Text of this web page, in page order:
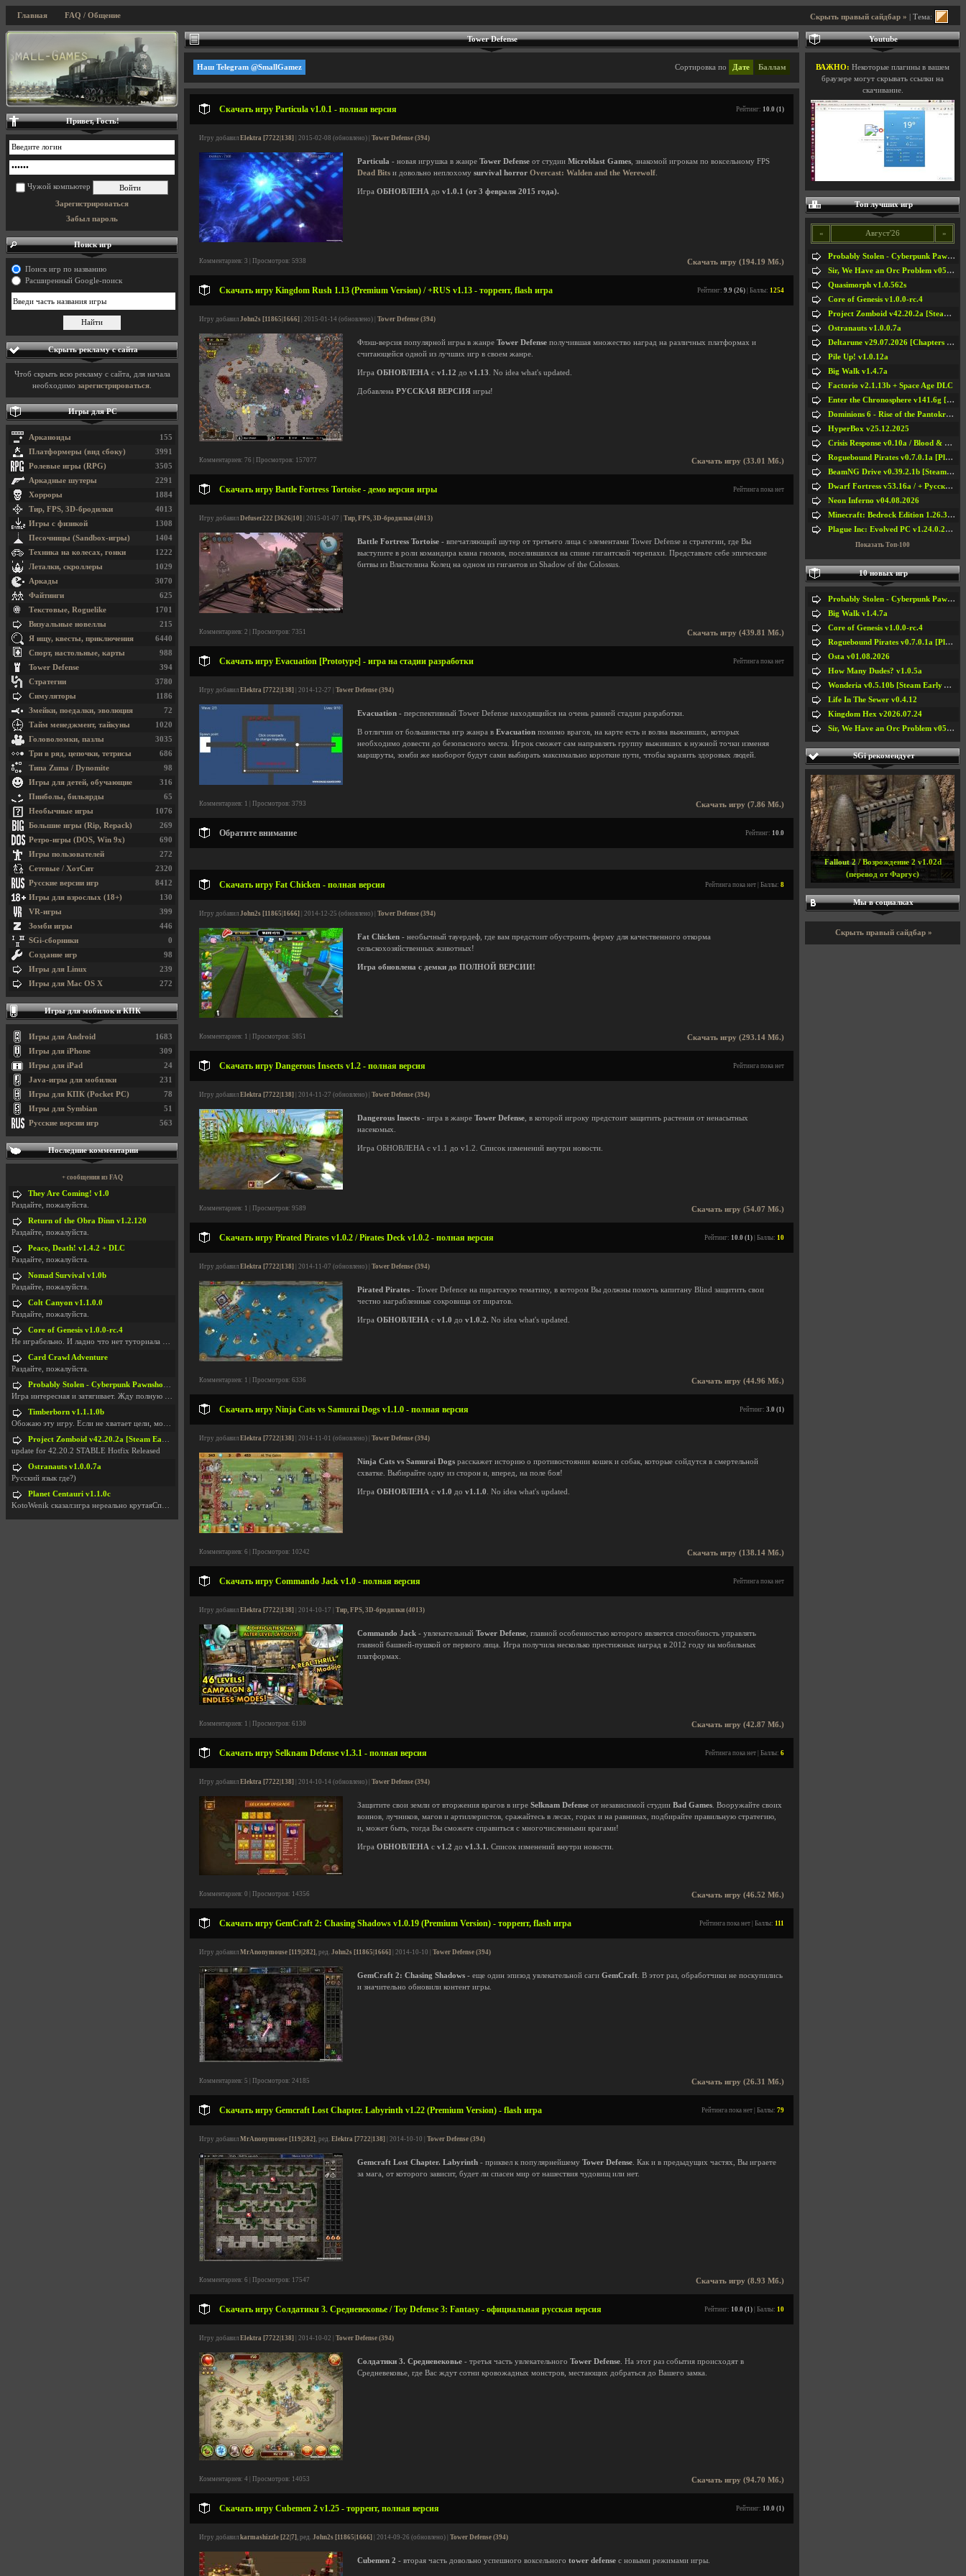
Скрыть правый сайдбар » | Тема:
Главная FAQ / Общение
Tower Defense
Сортировка по Дате Баллам
Наш Telegram @SmallGamez
Скачать игру Particula v1.0.1 - полная версия Рейтинг: 10.0 (1)
Игру добавил Elektra [7722|138] | 2015-02-08 (обновлено) | Tower Defense (394)
Particula - новая игрушка в жанре Tower Defense от студии Microblast Games , знакомой игрокам по воксельному FPS
Dead Bits и довольно неплохому survival horror Overcast: Walden and the Werewolf
Игра ОБНОВЛЕНА до v1.0.1 (от 3 февраля 2015 года).
Скачать игру (194.19 Мб.)
Комментариев: 3 | Просмотров: 5938
Скачать игру Kingdom Rush 1.13 (Premium Version) / +RUS v1.13 - торрент, flash игра Рейтинг: 9.9 (26) | Баллы: 1254
Игру добавил John2s [11865|1666] | 2015-01-14 (обновлено) | Tower Defense (394)
Флэш-версия популярной игры в жанре Tower Defense получившая множество наград на различных платформах и
считающейся одной из лучших игр в своем жанре.
Игра ОБНОВЛЕНА с v1.12 до v1.13 . No idea what's updated.
Добавлена РУССКАЯ ВЕРСИЯ игры!
Скачать игру (33.01 Мб.)
Комментариев: 76 | Просмотров: 157077
Скачать игру Battle Fortress Tortoise - демо версия игры Рейтинга пока нет
Игру добавил Defuser222 [3626|10] | 2015-01-07 | Тир, FPS, 3D-бродилки (4013)
Battle Fortress Tortoise - впечатляющий шутер от третьего лица с элементами Tower Defense и стратегии, где Вы
выступите в роли командира клана гномов, поселившихся на спине гигантской черепахи. Представьте себе эпические
битвы из Властелина Колец на одном из гигантов из Shadow of the Colossus.
Скачать игру (439.81 Мб.)
Комментариев: 2 | Просмотров: 7351
Скачать игру Evacuation [Prototype] - игра на стадии разработки Рейтинга пока нет
Игру добавил Elektra [7722|138] | 2014-12-27 | Tower Defense (394)
Evacuation - перспективный Tower Defense находящийся на очень ранней стадии разработки.
В отличии от большинства игр жанра в Evacuation помимо врагов, на карте есть и волна выживших, которых
необходимо довести до безопасного места. Игрок сможет сам направлять группу выживших к нужной точки изменяя
маршруты, зомби же наоборот будут сами выбирать максимально короткие пути, чтобы заразить здоровых людей.
Скачать игру (7.86 Мб.)
Комментариев: 1 | Просмотров: 3793
Обратите внимание Рейтинг: 10.0
Скачать игру Fat Chicken - полная версия Рейтинга пока нет | Баллы: 8
Игру добавил John2s [11865|1666] | 2014-12-25 (обновлено) | Tower Defense (394)
Fat Chicken - необычный тауердеф, где вам предстоит обустроить ферму для качественного откорма
сельскохозяйственных животных!
Игра обновлена с демки до ПОЛНОЙ ВЕРСИИ!
Скачать игру (293.14 Мб.)
Комментариев: 1 | Просмотров: 5851
Скачать игру Dangerous Insects v1.2 - полная версия Рейтинга пока нет
Игру добавил Elektra [7722|138] | 2014-11-27 (обновлено) | Tower Defense (394)
Dangerous Insects - игра в жанре Tower Defense , в которой игроку предстоит защитить растения от ненасытных
насекомых.
Игра ОБНОВЛЕНА с v1.1 до v1.2. Список изменений внутри новости.
Скачать игру (54.07 Мб.)
Комментариев: 1 | Просмотров: 9589
Скачать игру Pirated Pirates v1.0.2 / Pirates Deck v1.0.2 - полная версия Рейтинг: 10.0 (1) | Баллы: 10
Игру добавил Elektra [7722|138] | 2014-11-07 (обновлено) | Tower Defense (394)
Pirated Pirates - Tower Defence на пиратскую тематику, в котором Вы должны помочь капитану Blind защитить свои
честно награбленные сокровища от пиратов.
Игра ОБНОВЛЕНА с v1.0 до v1.0.2. No idea what's updated.
Скачать игру (44.96 Мб.)
Комментариев: 1 | Просмотров: 6336
Скачать игру Ninja Cats vs Samurai Dogs v1.1.0 - полная версия Рейтинг: 3.0 (1)
Игру добавил Elektra [7722|138] | 2014-11-01 (обновлено) | Tower Defense (394)
Ninja Cats vs Samurai Dogs расскажет историю о противостоянии кошек и собак, которые сойдутся в смертельной
схватке. Выбирайте одну из сторон и, вперед, на поле боя!
Игра ОБНОВЛЕНА с v1.0 до v1.1.0 . No idea what's updated.
Скачать игру (138.14 Мб.)
Комментариев: 6 | Просмотров: 10242
Скачать игру Commando Jack v1.0 - полная версия Рейтинга пока нет
Игру добавил Elektra [7722|138] | 2014-10-17 | Тир, FPS, 3D-бродилки (4013)
Commando Jack - увлекательный Tower Defense , главной особенностью которого является способность управлять
главной башней-пушкой от первого лица. Игра получила несколько престижных наград в 2012 году на мобильных
платформах.
Скачать игру (42.87 Мб.)
Комментариев: 1 | Просмотров: 6130
Скачать игру Selknam Defense v1.3.1 - полная версия Рейтинга пока нет | Баллы: 6
Игру добавил Elektra [7722|138] | 2014-10-14 (обновлено) | Tower Defense (394)
Защитите свои земли от вторжения врагов в игре Selknam Defense от независимой студии Bad Games . Вооружайте своих
воинов, лучников, магов и артиллеристов, сражайтесь в лесах, горах и на равнинах, подбирайте правильную стратегию,
и, может быть, тогда Вы сможете справиться с многочисленными врагами!
Игра ОБНОВЛЕНА с v1.2 до v1.3.1. Список изменений внутри новости.
Скачать игру (46.52 Мб.)
Комментариев: 0 | Просмотров: 14356
Скачать игру GemCraft 2: Chasing Shadows v1.0.19 (Premium Version) - торрент, flash игра Рейтинга пока нет | Баллы: 111
Игру добавил MrAnonymouse [119|282], ред. John2s [11865|1666] | 2014-10-10 | Tower Defense (394)
GemCraft 2: Chasing Shadows - еще один эпизод увлекательной саги GemCraft . В этот раз, обработчики не поскупились
и значительно обновили контент игры.
Скачать игру (26.31 Мб.)
Комментариев: 5 | Просмотров: 24185
Скачать игру Gemcraft Lost Chapter. Labyrinth v1.22 (Premium Version) - flash игра Рейтинга пока нет | Баллы: 79
Игру добавил MrAnonymouse [119|282], ред. Elektra [7722|138] | 2014-10-10 | Tower Defense (394)
Gemcraft Lost Chapter. Labyrinth - приквел к популярнейшему Tower Defense . Как и в предыдущих частях, Вы играете
за мага, от которого зависит, будет ли спасен мир от нашествия чудовищ или нет.
Скачать игру (8.93 Мб.)
Комментариев: 6 | Просмотров: 17547
Скачать игру Солдатики 3. Средневековье / Toy Defense 3: Fantasy - официальная русская версия Рейтинг: 10.0 (1) | Баллы: 10
Игру добавил Elektra [7722|138] | 2014-10-02 | Tower Defense (394)
Солдатики 3. Средневековье - третья часть увлекательного Tower Defense . На этот раз события происходят в
Средневековье, где Вас ждут сотни кровожадных монстров, местающих добраться до Вашего замка.
Скачать игру (94.70 Мб.)
Комментариев: 4 | Просмотров: 14053
Скачать игру Cubemen 2 v1.25 - торрент, полная версия Рейтинг: 10.0 (1)
Игру добавил karmashizzle [22|7], ред. John2s [11865|1666] | 2014-09-26 (обновлено) | Tower Defense (394)
Cubemen 2 - вторая часть довольно успешного воксельного tower defense с новыми режимами игры.
Привет, Гость!
Чужой компьютер
Зарегистрироваться
Забыл пароль
Поиск игр
Поиск игр по названию
Расширенный Google-поиск
Скрыть рекламу с сайта
Чтоб скрыть всю рекламу с сайта, для начала
необходимо зарегистрироваться
Игры для PC
155
Арканоиды
3991
Платформеры (вид сбоку)
3505
Ролевые игры (RPG)
2291
Аркадные шутеры
1884
Хорроры
4013
Тир, FPS, 3D-бродилки
1308
Игры с физикой
1404
Песочницы (Sandbox-игры)
1222
Техника на колесах, гонки
1029
Леталки, скроллеры
3070
Аркады
625
Файтинги
1701
Текстовые, Roguelike
215
Визуальные новеллы
6440
Я ищу, квесты, приключения
988
Спорт, настольные, карты
394
Tower Defense
3780
Стратегии
1186
Симуляторы
72
Змейки, поедалки, эволюция
1020
Тайм менеджмент, тайкуны
3035
Головоломки, пазлы
686
Три в ряд, цепочки, тетрисы
98
Типа Zuma / Dynomite
316
Игры для детей, обучающие
65
Пинболы, бильярды
1076
Необычные игры
269
Большие игры (Rip, Repack)
690
Ретро-игры (DOS, Win 9x)
272
Игры пользователей
2320
Сетевые / ХотСит
8412
Русские версии игр
130
Игры для взрослых (18+)
399
VR-игры
446
Зомби игры
0
SGi-сборники
98
Создание игр
239
Игры для Linux
272
Игры для Mac OS X
Игры для мобилок и КПК
1683
Игры для Android
309
Игры для iPhone
24
Игры для iPad
231
Java-игры для мобилки
78
Игры для КПК (Pocket PC)
51
Игры для Symbian
563
Русские версии игр
Последние комментарии
+ сообщения из FAQ
They Are Coming! v1.0
Раздайте, пожалуйста.
Return of the Obra Dinn v1.2.120
Раздайте, пожалуйста.
Peace, Death! v1.4.2 + DLC
Раздайте, пожалуйста.
Nomad Survival v1.0b
Раздайте, пожалуйста.
Colt Canyon v1.1.0.0
Раздайте, пожалуйста.
Core of Genesis v1.0.0-rc.4
Не играбельно. И ладно что нет туториала и ничего
Card Crawl Adventure
Раздайте, пожалуйста.
Probably Stolen - Cyberpunk Pawnshop Simulator v048c [Playtest]
Игра интересная и затягивает. Жду полную версию, т
Timberborn v1.1.1.0b
Обожаю эту игру. Если не хватает цели, можно чудо
Project Zomboid v42.20.2a [Steam Early Access]
update for 42.20.2 STABLE Hotfix Released
Ostranauts v1.0.0.7a
Русский язык где?)
Planet Centauri v1.1.0c
KotoWenik сказал:игра нереально крутаяСпасибо )))
Youtube
ВАЖНО: Некоторые плагины в вашем
браузере могут скрывать ссылки на
скачивание.
Топ лучших игр
« Август'26 »
Probably Stolen - Cyberpunk Pawnshop Simulator v048c [Playtest]
Sir, We Have an Orc Problem v05.08.2026
Quasimorph v1.0.562s
Core of Genesis v1.0.0-rc.4
Project Zomboid v42.20.2a [Steam Early Access]
Ostranauts v1.0.0.7a
Deltarune v29.07.2026 [Chapters 1-5] / + RUS [Chapters 1-5]
Pile Up! v1.0.12a
Big Walk v1.4.7a
Factorio v2.1.13b + Space Age DLC
Enter the Chronosphere v141.6g [Steam Early Access]
Dominions 6 - Rise of the Pantokrator v6.35a
HyperBox v25.12.2025
Crisis Response v0.10a / Blood & Bullet
Roguebound Pirates v0.7.0.1a [Playtest]
BeamNG Drive v0.39.2.1b [Steam Early Access]
Dwarf Fortress v53.16a / + Русская Версия v50.12a
Neon Inferno v04.08.2026
Minecraft: Bedrock Edition 1.26.33.1a / + TLauncher v2.89
Plague Inc: Evolved PC v1.24.0.2a + All DLCs
Показать Топ-100
10 новых игр
Probably Stolen - Cyberpunk Pawnshop Simulator v048c [Playtest]
Big Walk v1.4.7a
Core of Genesis v1.0.0-rc.4
Roguebound Pirates v0.7.0.1a [Playtest]
Osta v01.08.2026
How Many Dudes? v1.0.5a
Wonderia v0.5.10b [Steam Early Access]
Life In The Sewer v0.4.12
Kingdom Hex v2026.07.24
Sir, We Have an Orc Problem v05.08.2026
SGi рекомендует
Fallout 2 / Возрождение 2 v1.02d
(перевод от Фаргус)
Мы в социалках
Скрыть правый сайдбар »